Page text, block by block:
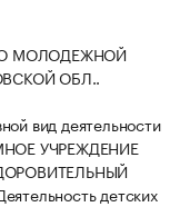
МОЛОДЕЖНОЙ
ОБЛ..
вид деятельности
УЧРЕЖДЕНИЕ
детских